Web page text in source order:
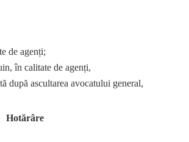
de agenți;
în calitate de agenți,
după ascultarea avocatului general,
Hotărâre